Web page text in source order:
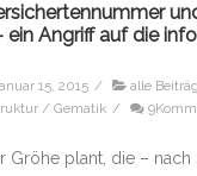
ein Angriff auf die
15, 2015 /
alle
/ Gematik /
Gröhe plant, die – nach